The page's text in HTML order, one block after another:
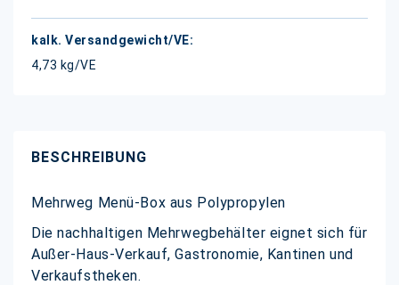
4,73 kg/VE
BESCHREIBUNG
Mehrweg Menü-Box aus Polypropylen
Die nachhaltigen Mehrwegbehälter eignet sich für
Außer-Haus-Verkauf, Gastronomie, Kantinen und
Verkaufstheken.